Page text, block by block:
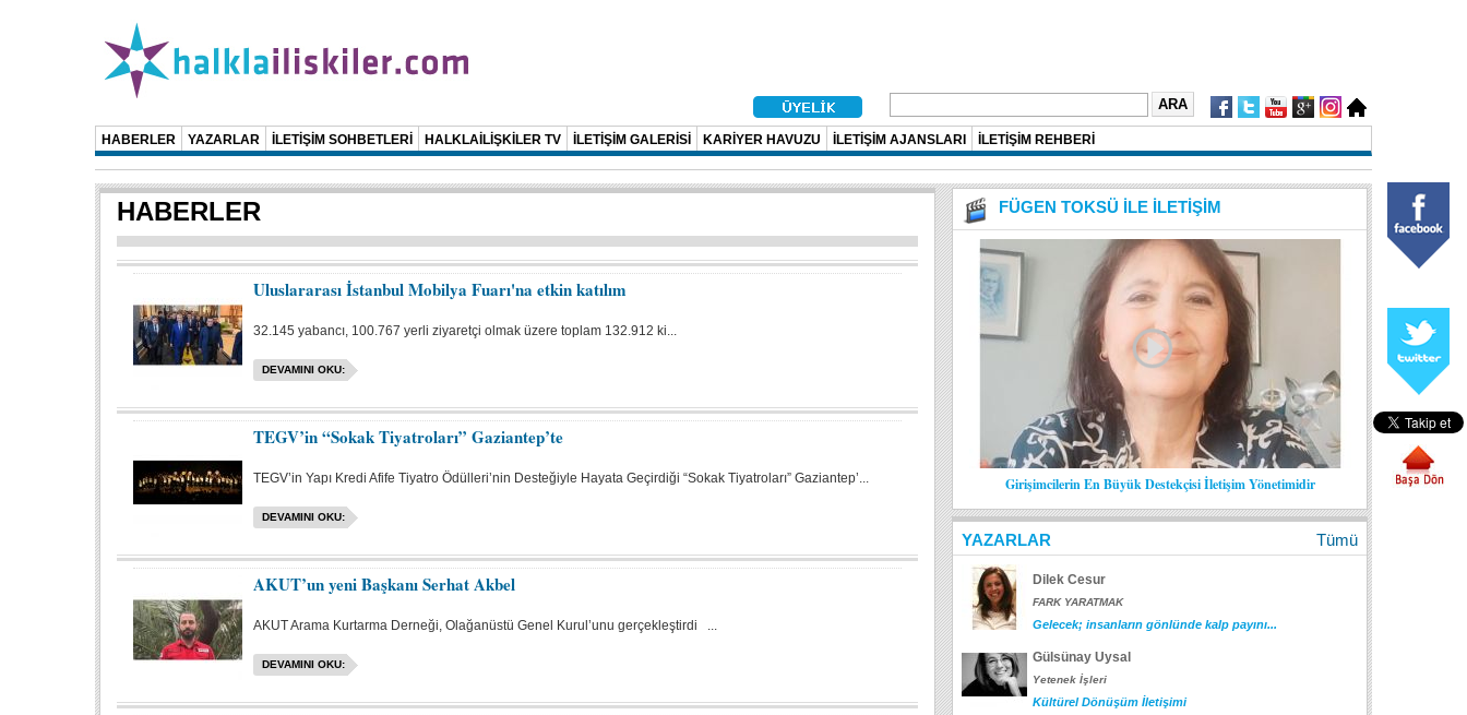
HABERLER YAZARLAR İLETİŞİM SOHBETLERİ HALKLAİLİŞKİLER TV İLETİŞİM GALERİSİ KARİYER HAVUZU İLETİŞİM AJANSLARI İLETİŞİM REHBERİ
HABERLER
Uluslararası İstanbul Mobilya Fuarı'na etkin katılım
32.145 yabancı, 100.767 yerli ziyaretçi olmak üzere toplam 132.912 ki...
DEVAMINI OKU:
TEGV’in “Sokak Tiyatroları” Gaziantep’te
TEGV’in Yapı Kredi Afife Tiyatro Ödülleri’nin Desteğiyle Hayata Geçirdiği “Sokak Tiyatroları” Gaziantep’...
DEVAMINI OKU:
AKUT’un yeni Başkanı Serhat Akbel
AKUT Arama Kurtarma Derneği, Olağanüstü Genel Kurul’unu gerçekleştirdi ...
DEVAMINI OKU:
FÜGEN TOKSÜ İLE İLETİŞİM
Girişimcilerin En Büyük Destekçisi İletişim Yönetimidir
YAZARLAR Tümü
Dilek Cesur
FARK YARATMAK
Gelecek; insanların gönlünde kalp payını...
Gülsünay Uysal
Yetenek İşleri
Kültürel Dönüşüm İletişimi